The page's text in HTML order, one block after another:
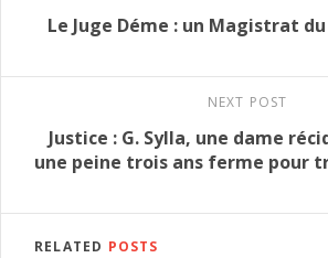
Le Juge Déme : un Magistrat
NEXT POST
Justice : G. Sylla, une dame
une peine trois ans ferme pour
RELATED POSTS